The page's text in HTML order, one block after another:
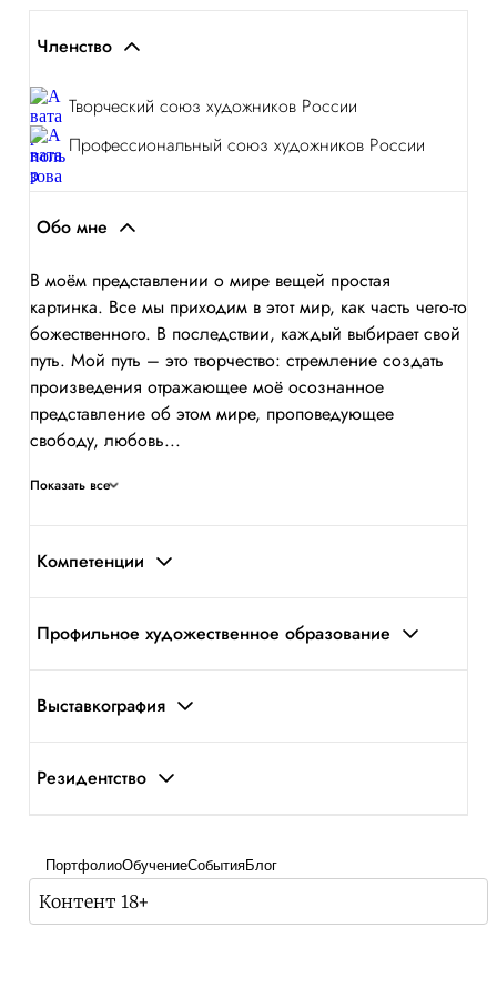
Членство
Творческий союз художников России
Профессиональный союз художников России
Обо мне
В моём представлении о мире вещей простая
картинка. Все мы приходим в этот мир, как часть чего-то
божественного. В последствии, каждый выбирает свой
путь. Мой путь – это творчество: стремление создать
произведения отражающее моё осознанное
представление об этом мире, проповедующее
свободу, любовь...
Показать все
Компетенции
Профильное художественное образование
Выставкография
Резидентство
ПортфолиоОбучениеСобытияБлог
Контент 18+